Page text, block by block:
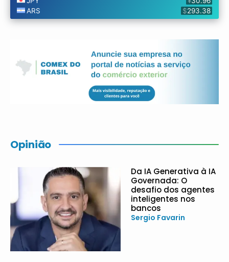
Opinião
Da IA Generativa à IA
Governada: O
desafio dos agentes
inteligentes nos
bancos
Sergio Favarin